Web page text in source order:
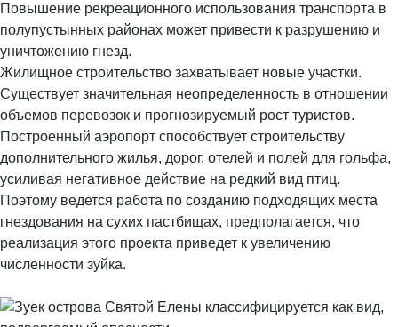
Повышение рекреационного использования транспорта в
полупустынных районах может привести к разрушению и
уничтожению гнезд.
Жилищное строительство захватывает новые участки.
Существует значительная неопределенность в отношении
объемов перевозок и прогнозируемый рост туристов.
Построенный аэропорт способствует строительству
дополнительного жилья, дорог, отелей и полей для гольфа,
усиливая негативное действие на редкий вид птиц.
Поэтому ведется работа по созданию подходящих места
гнездования на сухих пастбищах, предполагается, что
реализация этого проекта приведет к увеличению
численности зуйка.